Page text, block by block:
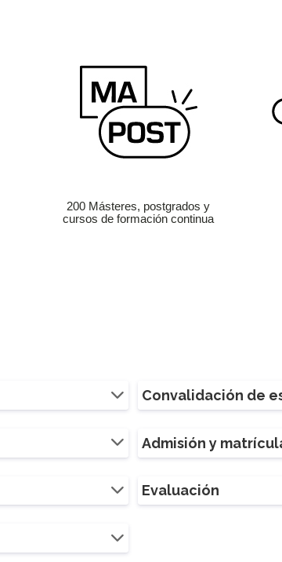
200 Másteres, postgrados y
cursos de formación continua
Convalidación de
Admisión y
Evaluación